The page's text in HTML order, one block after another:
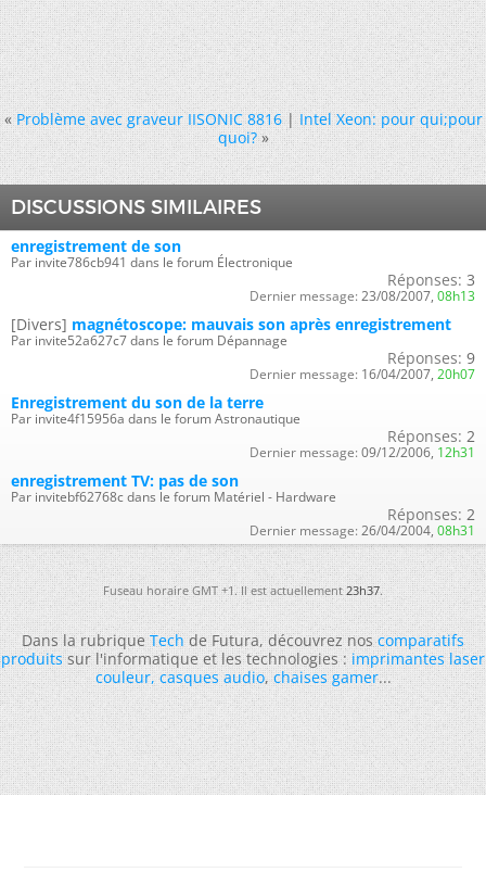
« Problème avec graveur IISONIC 8816|Intel Xeon: pour qui;pour
quoi? »
DISCUSSIONS SIMILAIRES
enregistrement de son
Par invite786cb941 dans le forum Électronique
Réponses: 3
Dernier message: 23/08/2007, 08h13
[Divers] magnétoscope: mauvais son après enregistrement
Par invite52a627c7 dans le forum Dépannage
Réponses: 9
Dernier message: 16/04/2007, 20h07
Enregistrement du son de la terre
Par invite4f15956a dans le forum Astronautique
Réponses: 2
Dernier message: 09/12/2006, 12h31
enregistrement TV: pas de son
Par invitebf62768c dans le forum Matériel - Hardware
Réponses: 2
Dernier message: 26/04/2004, 08h31
Fuseau horaire GMT +1. Il est actuellement23h37.
Dans la rubriqueTechde Futura, découvrez noscomparatifs
produitssur l'informatique et les technologies :imprimantes laser
couleur,casques audio,chaises gamer...